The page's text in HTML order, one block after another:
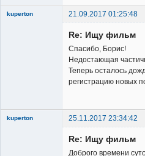
kuperton
21.09.2017 01:25:48
Re: Ищу фильм
Спасибо, Борис!
Недостающая
Теперь осталось
регистрацию новых
kuperton
25.11.2017 23:34:42
Re: Ищу фильм
Доброго времени